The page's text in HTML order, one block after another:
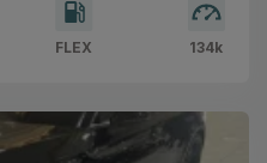
FLEX 134k